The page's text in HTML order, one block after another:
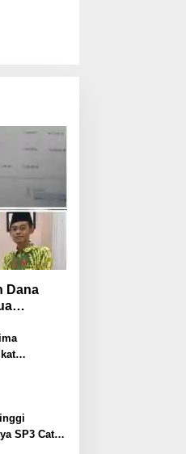
Dana
SP3 Catin